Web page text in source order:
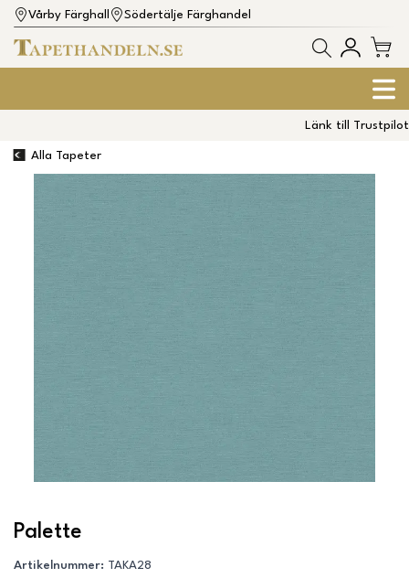
Vårby Färghall Södertälje Färghandel
Länk till Trustpilot
Alla Tapeter
Palette
Artikelnummer:
TAKA28